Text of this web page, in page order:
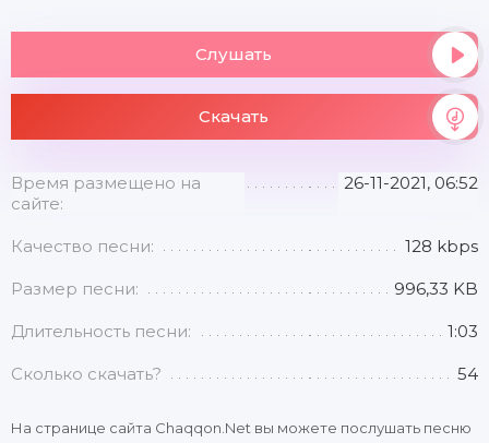
Слушать
Скачать
Время размещено на
сайте:
26-11-2021, 06:52
Качество песни: 128 kbps
Размер песни: 996,33 KB
Длительность песни: 1:03
Сколько скачать? 54
На странице сайта Chaqqon.Net вы можете послушать песню